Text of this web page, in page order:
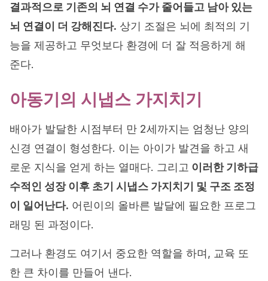
결과적으로 기존의 뇌 연결 수가 줄어들고 남아 있는
뇌 연결이 더 강해진다. 상기 조절은 뇌에 최적의 기
능을 제공하고 무엇보다 환경에 더 잘 적응하게 해
준다.
아동기의 시냅스 가지치기
배아가 발달한 시점부터 만 2세까지는 엄청난 양의
신경 연결이 형성한다. 이는 아이가 발견을 하고 새
로운 지식을 얻게 하는 열매다. 그리고 이러한 기하급
수적인 성장 이후 초기 시냅스 가지치기 및 구조 조정
이 일어난다. 어린이의 올바른 발달에 필요한 프로그
래밍 된 과정이다.
그러나 환경도 여기서 중요한 역할을 하며, 교육 또
한 큰 차이를 만들어 낸다.